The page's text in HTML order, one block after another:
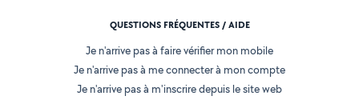
QUESTIONS FRÉQUENTES / AIDE
Je n'arrive pas à faire vérifier mon mobile
Je n'arrive pas à me connecter à mon compte
Je n'arrive pas à m'inscrire depuis le site web